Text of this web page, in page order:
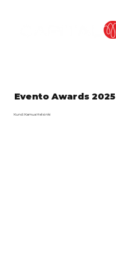
Evento Awards 2025
Kund: Kamua Helsinki